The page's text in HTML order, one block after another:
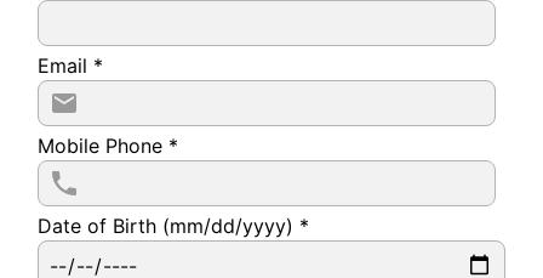
Email *
Mobile Phone *
Date of Birth (mm/dd/yyyy) *